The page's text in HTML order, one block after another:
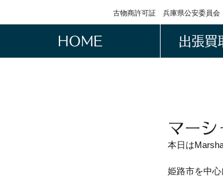
古物商許可証 兵庫県公安委員
HOME 出張買
マー
本日は
姫路市を中